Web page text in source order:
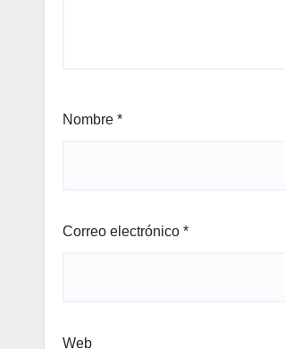
Nombre *
Correo electrónico *
Web